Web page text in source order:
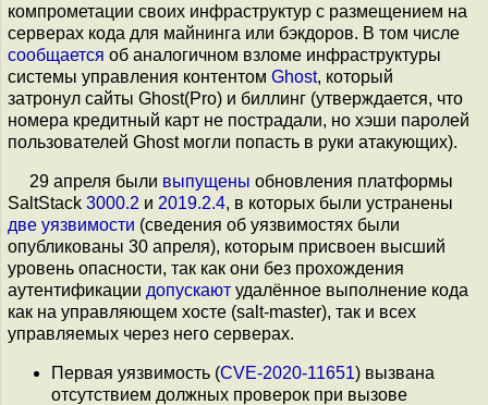
компрометации своих инфраструктур с размещением на
серверах кода для майнинга или бэкдоров. В том числе
сообщается об аналогичном взломе инфраструктуры
системы управления контентом Ghost, который
затронул сайты Ghost(Pro) и биллинг (утверждается, что
номера кредитный карт не пострадали, но хэши паролей
пользователей Ghost могли попасть в руки атакующих).
29 апреля были выпущены обновления платформы
SaltStack 3000.2 и 2019.2.4, в которых были устранены
две уязвимости (сведения об уязвимостях были
опубликованы 30 апреля), которым присвоен высший
уровень опасности, так как они без прохождения
аутентификации допускают удалённое выполнение кода
как на управляющем хосте (salt-master), так и всех
управляемых через него серверах.
Первая уязвимость (CVE-2020-11651) вызвана
отсутствием должных проверок при вызове